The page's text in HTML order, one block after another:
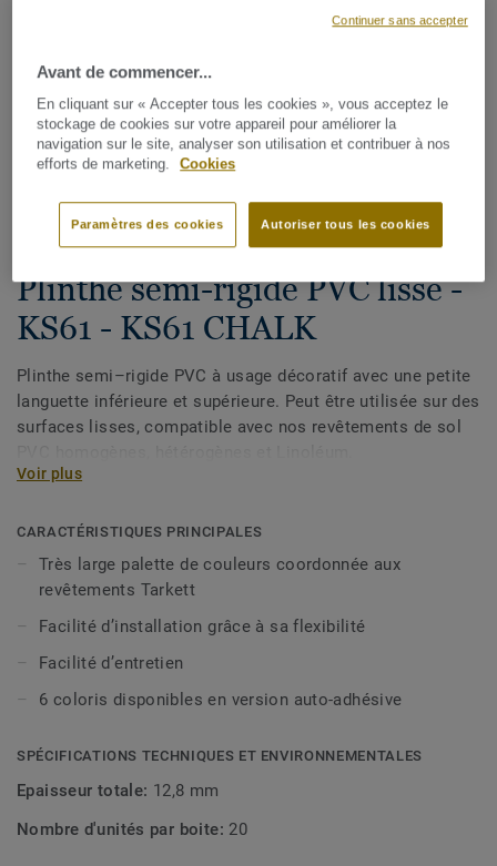
Voir tous les décors (33)
Plinthe semi-rigide PVC lisse -
KS61 - KS61 CHALK
Plinthe semi–rigide PVC à usage décoratif avec une petite
languette inférieure et supérieure. Peut être utilisée sur des
surfaces lisses, compatible avec nos revêtements de sol
Voir plus
CARACTÉRISTIQUES PRINCIPALES
Très large palette de couleurs coordonnée aux
revêtements Tarkett
Facilité d’installation grâce à sa flexibilité
Facilité d’entretien
6 coloris disponibles en version auto-adhésive
SPÉCIFICATIONS TECHNIQUES ET ENVIRONNEMENTALES
Epaisseur totale: 12,8 mm
Nombre d'unités par boite: 20
Avant de commencer...
En cliquant sur « Accepter tous les cookies », vous acceptez le
stockage de cookies sur votre appareil pour améliorer la
navigation sur le site, analyser son utilisation et contribuer à nos
efforts de marketing.
Cookies
Autoriser tous les cookies
Paramètres des cookies
Continuer sans accepter